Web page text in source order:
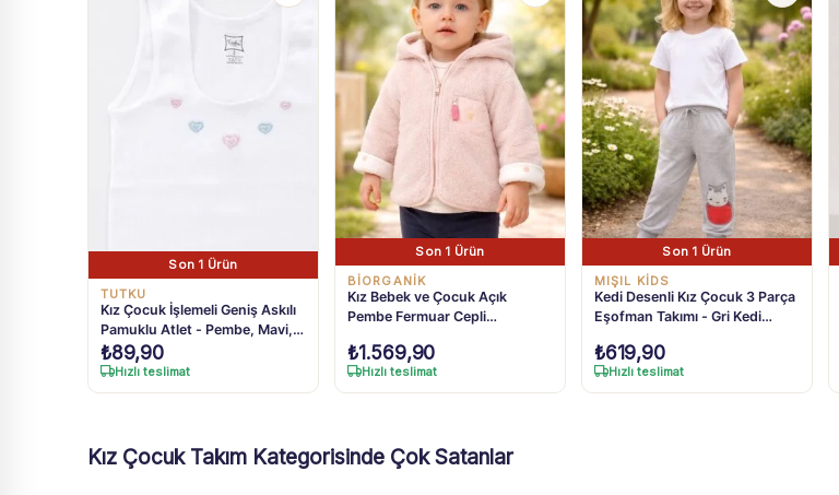
Son 1 Ürün
TUTKU
Kız Çocuk İşlemeli Geniş Askılı
Pamuklu Atlet - Pembe, Mavi,
Beyaz Renk Seçenekleri
₺89,90
Hızlı teslimat
Son 1 Ürün
BIORGANIK
Kız Bebek ve Çocuk Açık
Pembe Fermuar Cepli
Yaş
₺1.569,90
Hızlı teslimat
Son 1 Ürün
MIŞIL KİDS
Kedi Desenli Kız Çocuk 3 Parça
Eşofman Takımı - Gri Kedi
₺619,90
Hızlı teslimat
Kız Çocuk Takım Kategorisinde Çok Satanlar